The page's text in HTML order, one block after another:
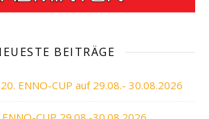
BEITRÄGE
ENNO-CUP auf 29.08.- 30.08.2026